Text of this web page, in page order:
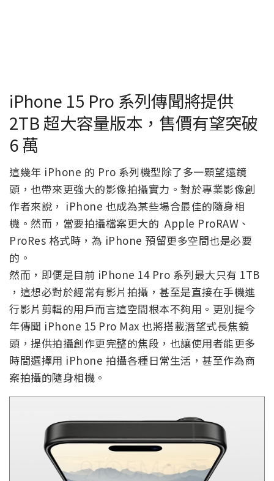
iPhone 15 Pro 系列傳聞將提供
2TB 超大容量版本，售價有望突破
6 萬
這幾年 iPhone 的 Pro 系列機型除了多一顆望遠鏡
頭，也帶來更強大的影像拍攝實力。對於專業影像創
作者來說， iPhone 也成為某些場合最佳的隨身相
機。然而，當要拍攝檔案更大的 Apple ProRAW、
ProRes 格式時，為 iPhone 預留更多空間也是必要
的。
然而，即便是目前 iPhone 14 Pro 系列最大只有 1TB
，這想必對於經常有影片拍攝，甚至是直接在手機進
行影片剪輯的用戶而言這空間根本不夠用。更別提今
年傳聞 iPhone 15 Pro Max 也將搭載潛望式長焦鏡
頭，提供拍攝創作更完整的焦段，也讓使用者能更多
時間選擇用 iPhone 拍攝各種日常生活，甚至作為商
案拍攝的隨身相機。